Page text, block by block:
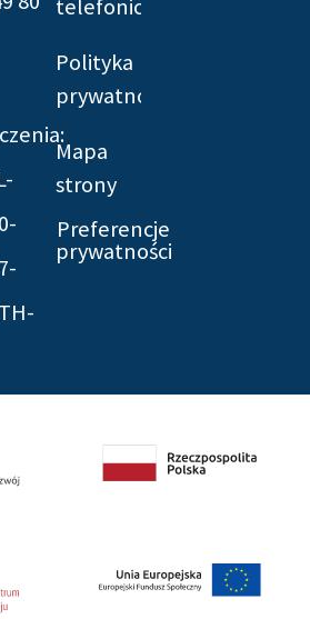
telefonicznych
Polityka
prywatności
Mapa
strony
Preferencje
prywatności